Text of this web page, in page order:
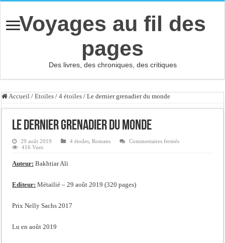
Voyages au fil des
pages
Des livres, des chroniques, des critiques
Accueil / Etoiles / 4 étoiles / Le dernier grenadier du monde
Le dernier grenadier du monde
29 août 2019 4 étoiles ,Romans Commentaires ferméssur
416 Vues
Auteur: Bakhtiar Ali
Editeur: Métailié – 29 août 2019 (320 pages)
Prix Nelly Sachs 2017
Lu en août 2019